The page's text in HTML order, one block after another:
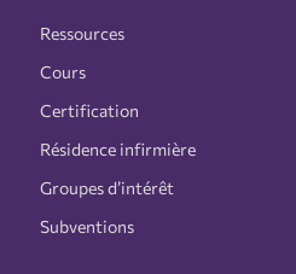
Ressources
Cours
Certification
Résidence infirmière
Groupes d’intérêt
Subventions